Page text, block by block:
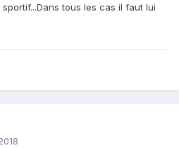
tous les cas il faut lui